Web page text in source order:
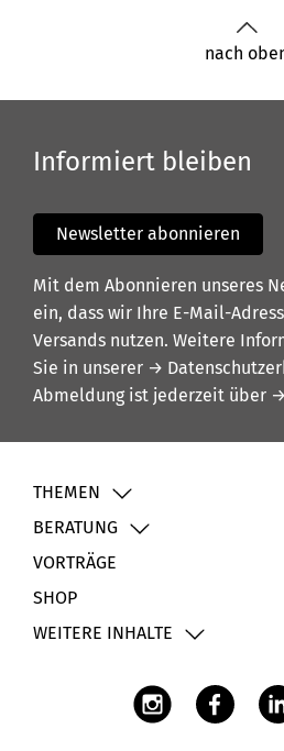
nach
Informiert bleiben
Newsletter abonnieren
Mit dem Abonnieren unseres
ein, dass wir Ihre E-Mail-
Versands nutzen. Weitere
Sie in unserer →
Abmeldung ist jederzeit über
THEMEN
BERATUNG
VORTRÄGE
SHOP
WEITERE INHALTE